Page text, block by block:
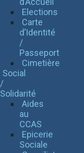
Elections
Carte
d’Identité
/
Passeport
Cimetière
Social
/
Solidarité
Aides
au
CCAS
Epicerie
Sociale